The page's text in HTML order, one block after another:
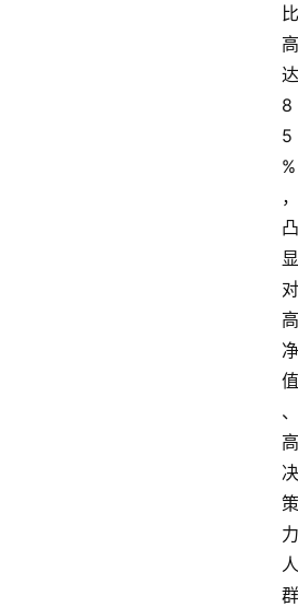
比
高
达
8
5
%
，
凸
显
对
高
净
值
、
高
决
策
力
人
群